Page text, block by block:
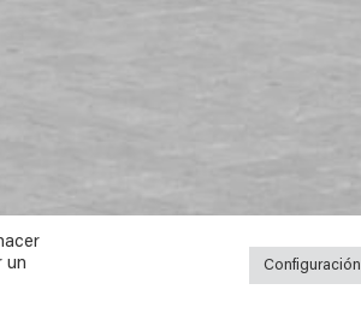
un
Configuración